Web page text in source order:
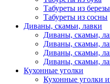
Табуреты из березы
Табуреты из сосны
Диваны, скамьи, лавки
Диваны, скамьи,
Диваны, скамьи,
Диваны, скамьи,
Диваны, скамьи,
Кухонные уголки
Кухонные уголки